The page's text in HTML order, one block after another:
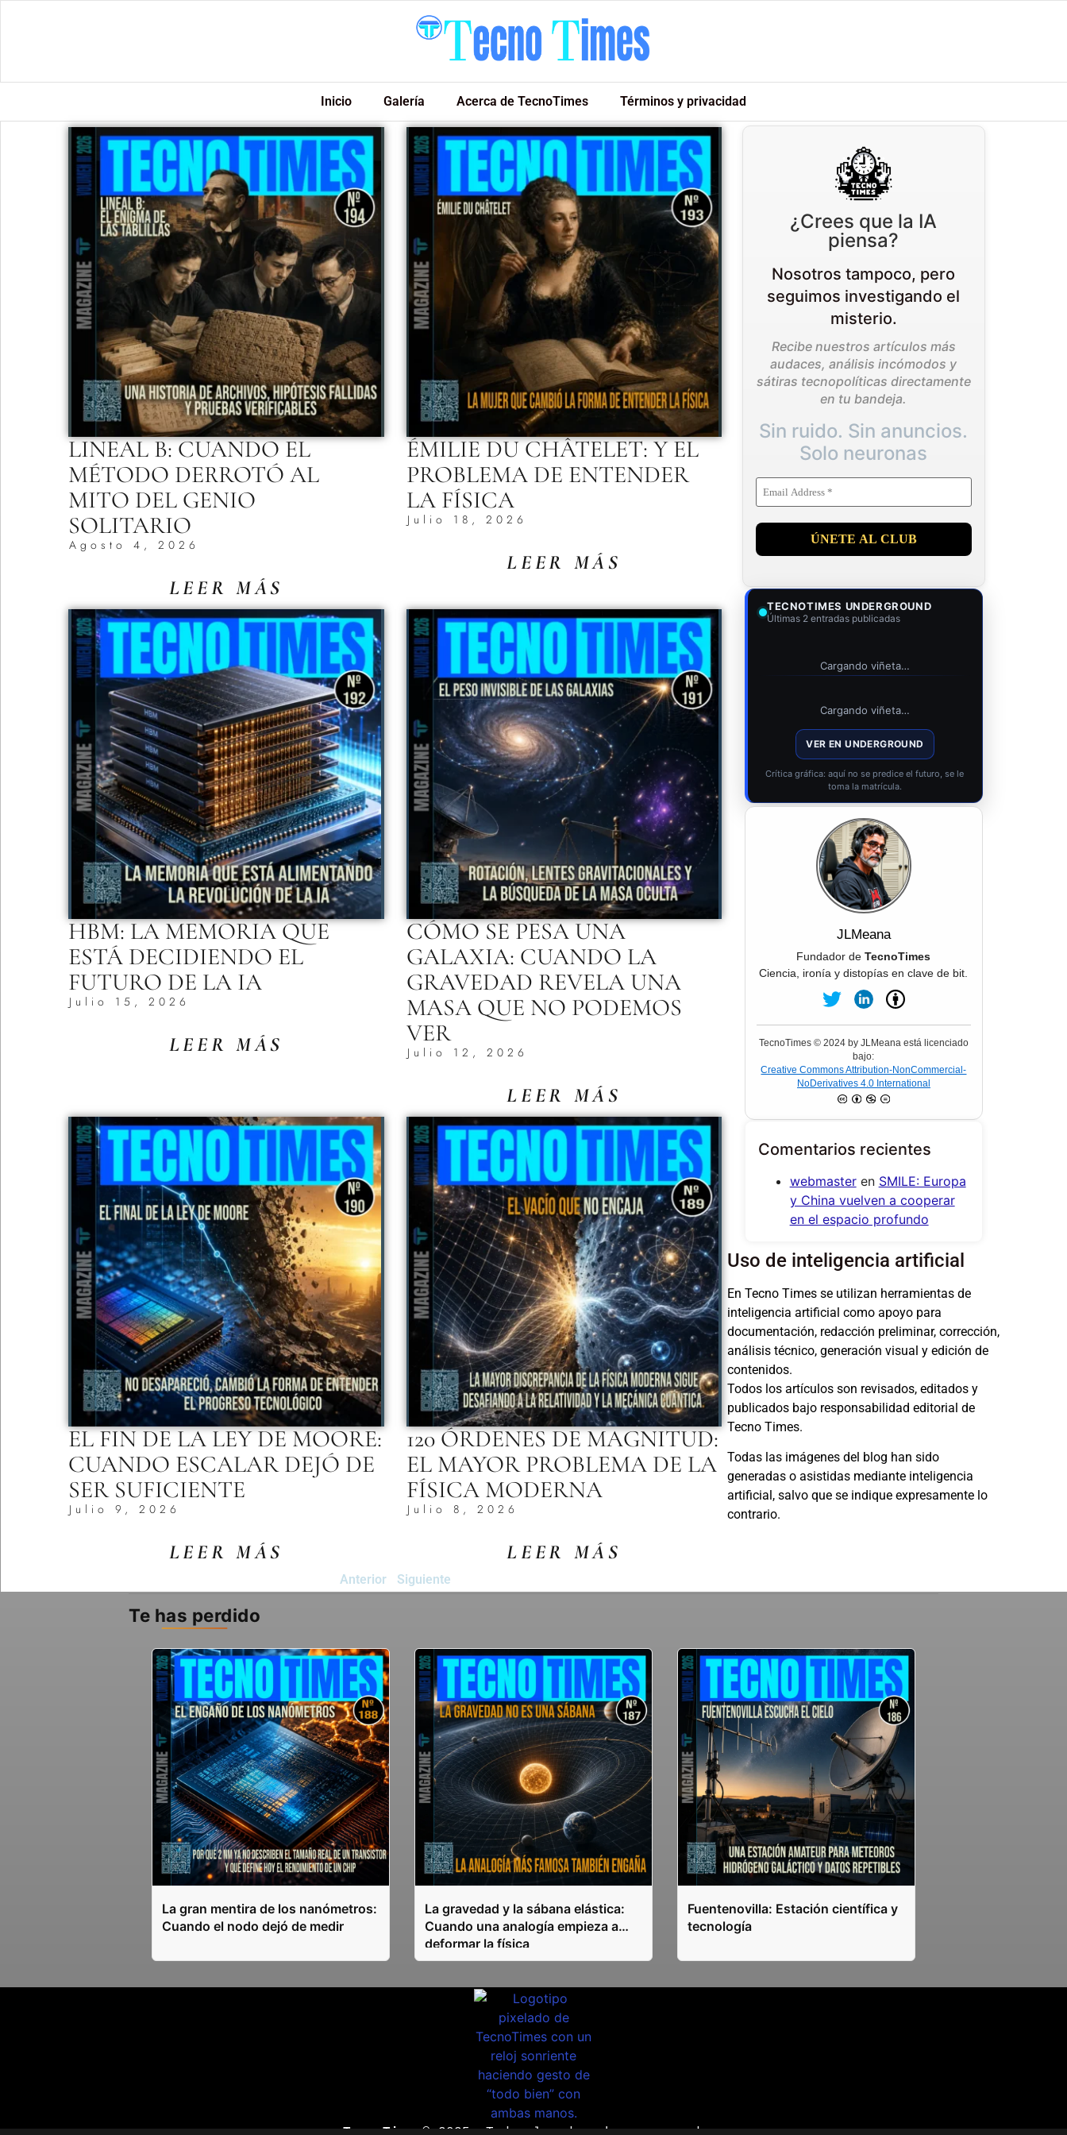
Inicio Galería Acerca de TecnoTimes Términos y privacidad
LINEAL B: CUANDO EL
MÉTODO DERROTÓ AL
MITO DEL GENIO
SOLITARIO
Agosto 4, 2026
LEER MÁS
ÉMILIE DU CHÂTELET: Y EL
PROBLEMA DE ENTENDER
LA FÍSICA
Julio 18, 2026
LEER MÁS
HBM: LA MEMORIA QUE
ESTÁ DECIDIENDO EL
FUTURO DE LA IA
Julio 15, 2026
LEER MÁS
CÓMO SE PESA UNA
GALAXIA: CUANDO LA
GRAVEDAD REVELA UNA
MASA QUE NO PODEMOS
VER
Julio 12, 2026
LEER MÁS
EL FIN DE LA LEY DE MOORE:
CUANDO ESCALAR DEJÓ DE
SER SUFICIENTE
Julio 9, 2026
LEER MÁS
120 ÓRDENES DE MAGNITUD:
EL MAYOR PROBLEMA DE LA
FÍSICA MODERNA
Julio 8, 2026
LEER MÁS
Anterior Siguiente
¿Crees que la IA
piensa?
Nosotros tampoco, pero
seguimos investigando el
misterio.
Recibe nuestros artículos más
audaces, análisis incómodos y
sátiras tecnopolíticas directamente
en tu bandeja.
Sin ruido. Sin anuncios.
Solo neuronas
TECNOTIMES UNDERGROUND
Últimas 2 entradas publicadas
Cargando viñeta…
Cargando viñeta…
VER EN UNDERGROUND
Crítica gráfica: aquí no se predice el futuro, se le
toma la matrícula.
JLMeana
Fundador deTecnoTimes
Ciencia, ironía y distopías en clave de bit.
TecnoTimes © 2024 by JLMeana está licenciado
bajo:
Creative Commons Attribution-NonCommercial-
NoDerivatives 4.0 International
Comentarios recientes
webmasteren SMILE: Europa
y China vuelven a cooperar
en el espacio profundo
Uso de inteligencia artificial
En Tecno Times se utilizan herramientas de
inteligencia artificial como apoyo para
documentación, redacción preliminar, corrección,
análisis técnico, generación visual y edición de
contenidos.
Todos los artículos son revisados, editados y
publicados bajo responsabilidad editorial de
Tecno Times.
Todas las imágenes del blog han sido
generadas o asistidas mediante inteligencia
artificial, salvo que se indique expresamente lo
contrario.
Te has perdido
La gran mentira de los nanómetros:
Cuando el nodo dejó de medir
La gravedad y la sábana elástica:
Cuando una analogía empieza a
deformar la física
Fuentenovilla: Estación científica y
tecnología